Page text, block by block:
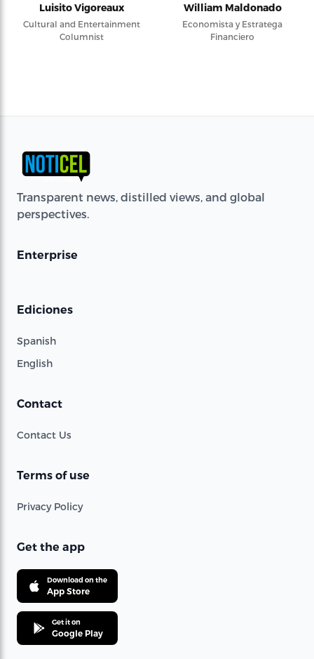
Luisito Vigoreaux
Cultural and Entertainment
Columnist
William Maldonado
Economista y Estratega
Financiero
Transparent news, distilled views, and global
perspectives.
Enterprise
Ediciones
Spanish
English
Contact
Contact Us
Terms of use
Privacy Policy
Get the app
Download on the
App Store
Get it on
Google Play